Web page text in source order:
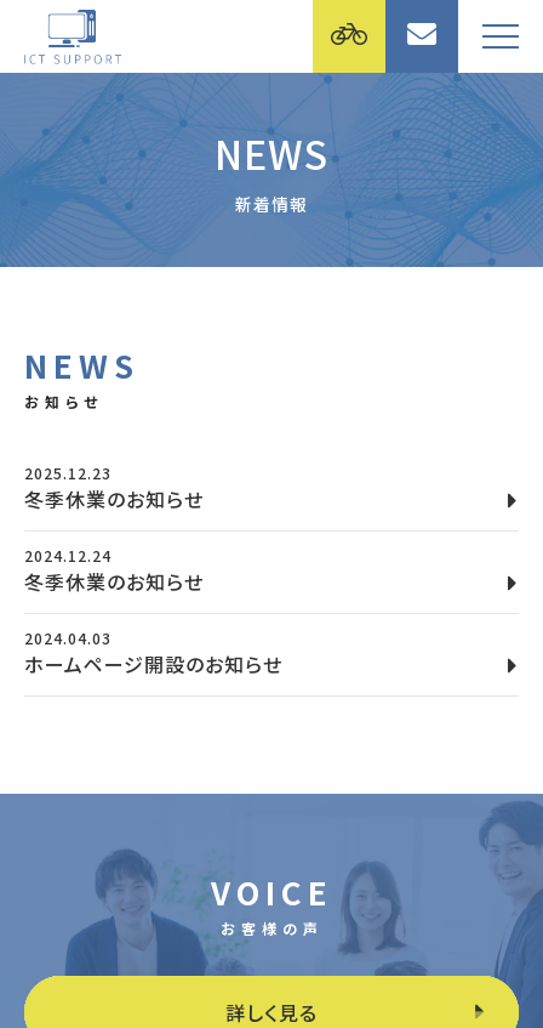
NEWS
新着情報
NEWS
お知らせ
2025.12.23
冬季休業のお知らせ
2024.12.24
冬季休業のお知らせ
2024.04.03
ホームページ開設のお知らせ
VOICE
お客様の声
詳しく見る